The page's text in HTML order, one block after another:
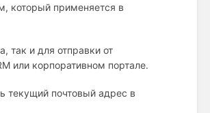
который применяется в
так и для отправки от
или корпоративном портале.
текущий почтовый адрес в